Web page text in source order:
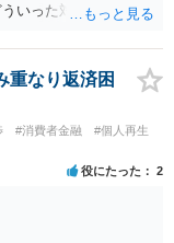
いった対処が必要で
なく旦那さんの行為
わず穏便に和解する
。相談者さんも１０
和解したいと言われ
思われるのではない
支払額が下がること
考えてみましょう。
重なり返済困
#消費者金融
#個人再生
役にたった 2